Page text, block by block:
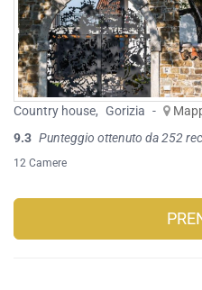
Country house, Gorizia -
9.3 Punteggio ottenuto da 252
12 Camere